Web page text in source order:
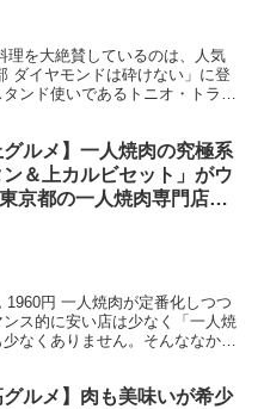
理を大絶賛しているのは、人気
ダイヤモンドは砕けない」に登
ンド使いであるトニオ・トラサ
グルメ】一人焼肉の究極系
ン＆上カルビセット」がウ
京都の一人焼肉専門店ラ
円 一人焼肉が定番化しつつ
ス的に安い店は少なく「一人焼
なくありません。そんななか人
グルメ】肉も美味いが希少